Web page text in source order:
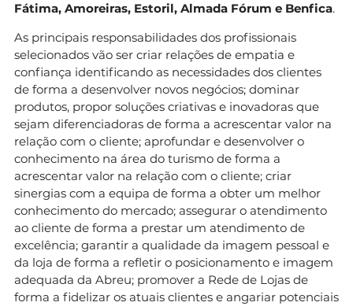
Fátima, Amoreiras, Estoril, Almada Fórum e Benfica.
As principais responsabilidades dos profissionais
selecionados vão ser criar relações de empatia e
confiança identificando as necessidades dos clientes
de forma a desenvolver novos negócios; dominar
produtos, propor soluções criativas e inovadoras que
sejam diferenciadoras de forma a acrescentar valor na
relação com o cliente; aprofundar e desenvolver o
conhecimento na área do turismo de forma a
acrescentar valor na relação com o cliente; criar
sinergias com a equipa de forma a obter um melhor
conhecimento do mercado; assegurar o atendimento
ao cliente de forma a prestar um atendimento de
excelência; garantir a qualidade da imagem pessoal e
da loja de forma a refletir o posicionamento e imagem
adequada da Abreu; promover a Rede de Lojas de
forma a fidelizar os atuais clientes e angariar potenciais